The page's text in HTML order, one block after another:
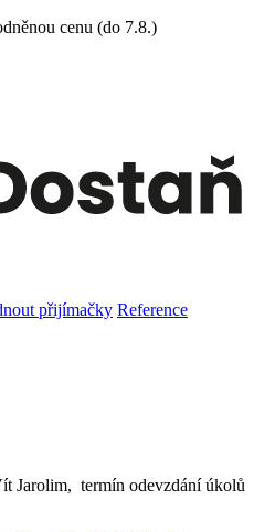
cenu (do 7.8.)
přijímačky Reference
Jarolim, termín odevzdání úkolů